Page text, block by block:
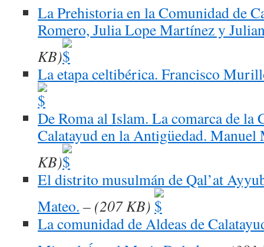
La Prehistoria en la Comunidad de
Romero, Julia Lope Martínez y
KB)
La etapa celtibérica. Francisco
De Roma al Islam. La comarca de la
Calatayud en la Antigüedad.
KB)
El distrito musulmán de Qal’at
Mateo. – (207 KB)
La comunidad de Aldeas de